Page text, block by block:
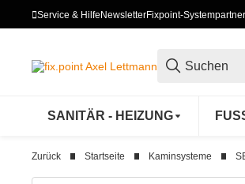
Service & HilfeNewsletterFixpoint-Systempartner
SANITÄR - HEIZUNG
Zurück Startseite Kaminsysteme